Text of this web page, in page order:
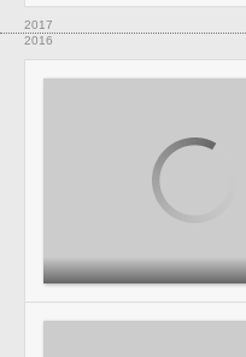
2017
2016